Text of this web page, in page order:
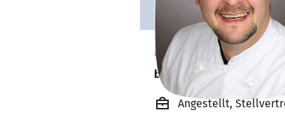
Christian
bildet sich zurzeit weiter.
Angestellt,